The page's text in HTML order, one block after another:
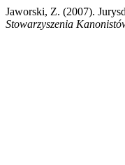
Jaworski, Z. (2007).
Stowarzyszenia